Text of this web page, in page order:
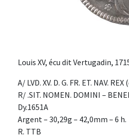
Louis XV, écu dit Vertugadin,
A/ LVD. XV. D. G. FR. ET. NAV.
R/ .SIT. NOMEN. DOMINI –
Dy.1651A
Argent – 30,29g – 42,0mm – 6 h.
R. TTB